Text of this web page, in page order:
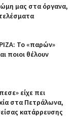
μας στα όργανα,
Το «παρών»
ποιοι θέλουν
είχε πει
στα Πετράλωνα,
κατάρρευσης